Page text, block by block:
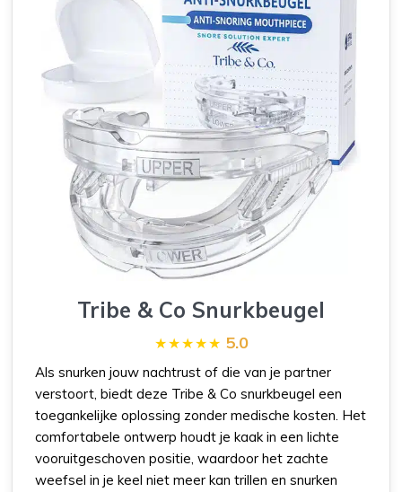
Tribe & Co Snurkbeugel
5.0
Als snurken jouw nachtrust of die van je partner
verstoort, biedt deze Tribe & Co snurkbeugel een
toegankelijke oplossing zonder medische kosten. Het
comfortabele ontwerp houdt je kaak in een lichte
vooruitgeschoven positie, waardoor het zachte
weefsel in je keel niet meer kan trillen en snurken